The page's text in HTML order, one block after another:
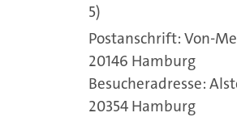
5)
Postanschrift: Von-
20146 Hamburg
Besucheradresse:
20354 Hamburg